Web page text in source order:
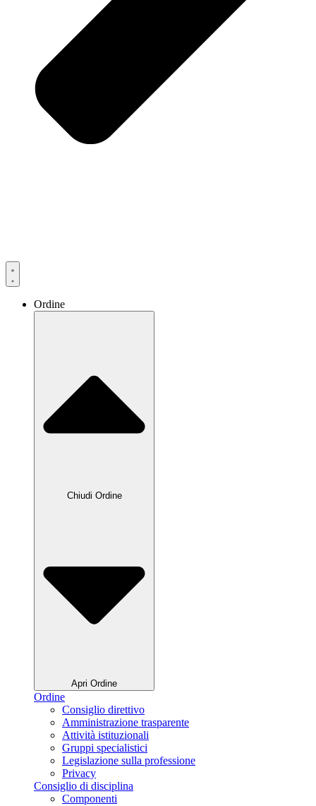
Ordine
Chiudi Ordine
Apri Ordine
Ordine
Consiglio direttivo
Amministrazione trasparente
Attività istituzionali
Gruppi specialistici
Legislazione sulla professione
Privacy
Consiglio di disciplina
Componenti